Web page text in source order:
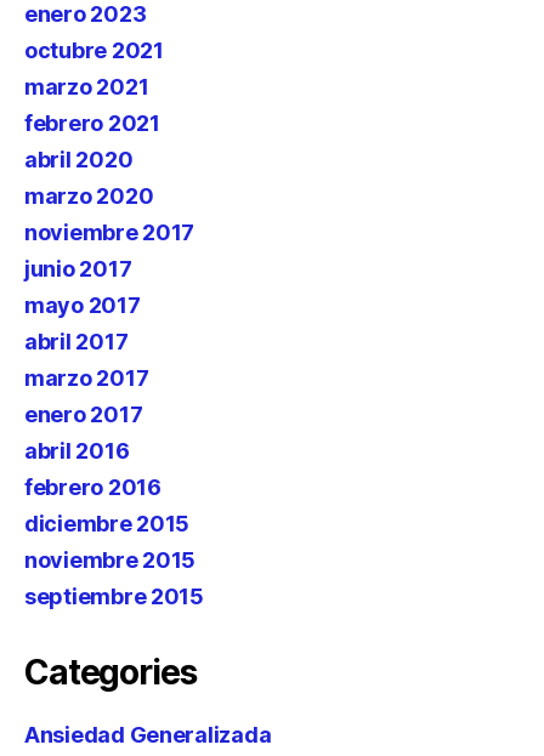
enero 2023
octubre 2021
marzo 2021
febrero 2021
abril 2020
marzo 2020
noviembre 2017
junio 2017
mayo 2017
abril 2017
marzo 2017
enero 2017
abril 2016
febrero 2016
diciembre 2015
noviembre 2015
septiembre 2015
Categories
Ansiedad Generalizada